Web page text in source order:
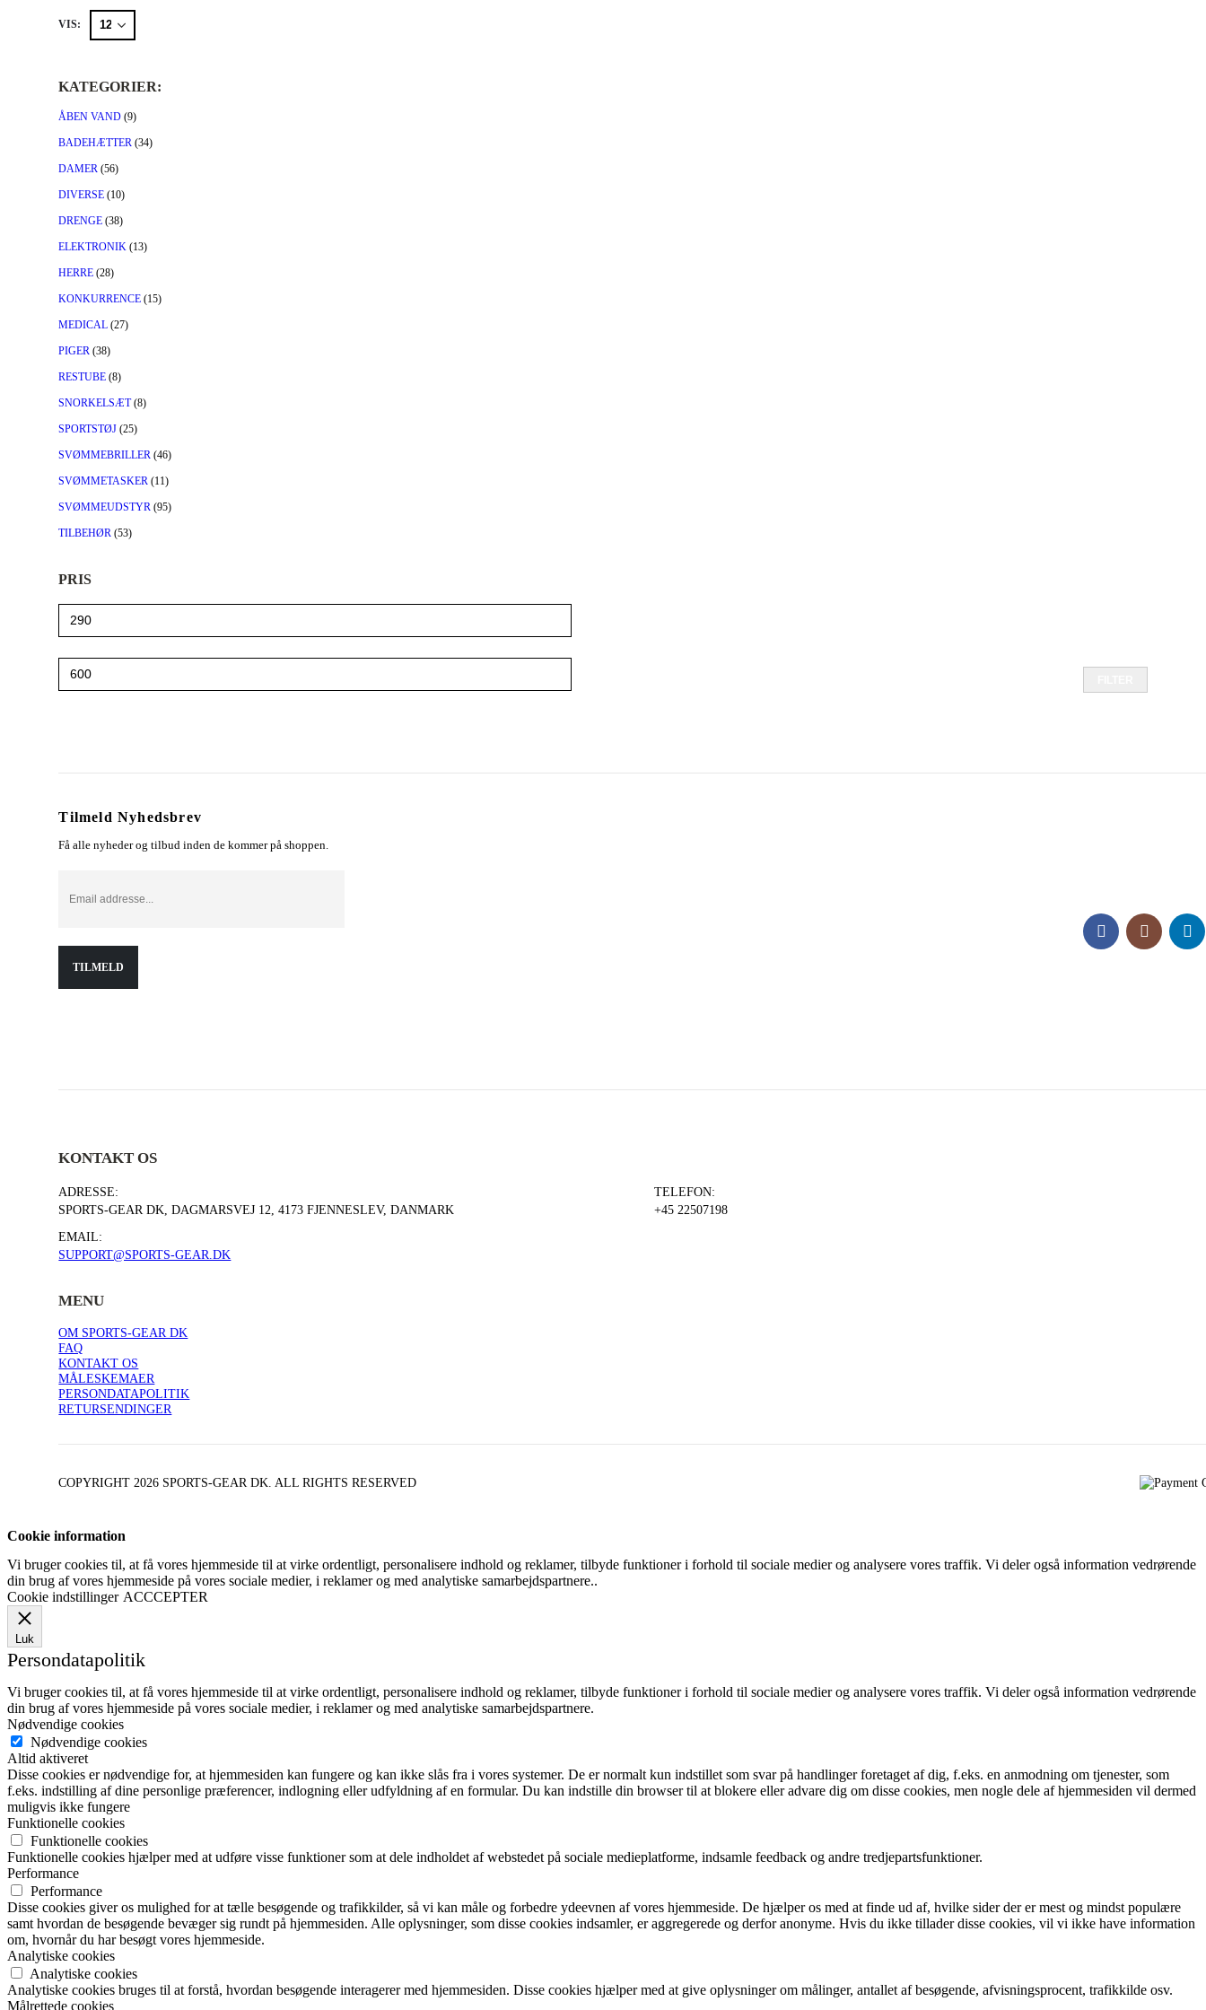
VIS:
KATEGORIER:
ÅBEN VAND (9)
BADEHÆTTER (34)
DAMER (56)
DIVERSE (10)
DRENGE (38)
ELEKTRONIK (13)
HERRE (28)
KONKURRENCE (15)
MEDICAL (27)
PIGER (38)
RESTUBE (8)
SNORKELSÆT (8)
SPORTSTØJ (25)
SVØMMEBRILLER (46)
SVØMMETASKER (11)
SVØMMEUDSTYR (95)
TILBEHØR (53)
PRIS
pris
pris
Tilmeld Nyhedsbrev
Få alle nyheder og tilbud inden de kommer på shoppen.
KONTAKT OS
ADRESSE:
SPORTS-GEAR DK, DAGMARSVEJ 12, 4173 FJENNESLEV, DANMARK
TELEFON:
+45 22507198
EMAIL:
SUPPORT@SPORTS-GEAR.DK
MENU
OM SPORTS-GEAR DK
FAQ
KONTAKT OS
MÅLESKEMAER
PERSONDATAPOLITIK
RETURSENDINGER
COPYRIGHT 2026 SPORTS-GEAR DK. ALL RIGHTS RESERVED
Cookie information
Vi bruger cookies til, at få vores hjemmeside til at virke ordentligt, personalisere indhold og reklamer, tilbyde funktioner i forhold til sociale medier og analysere vores traffik. Vi deler også information vedrørende
din brug af vores hjemmeside på vores sociale medier, i reklamer og med analytiske samarbejdspartnere..
Cookie indstillinger ACCCEPTER
Luk
Persondatapolitik
Vi bruger cookies til, at få vores hjemmeside til at virke ordentligt, personalisere indhold og reklamer, tilbyde funktioner i forhold til sociale medier og analysere vores traffik. Vi deler også information vedrørende
din brug af vores hjemmeside på vores sociale medier, i reklamer og med analytiske samarbejdspartnere.
Nødvendige cookies
Nødvendige cookies
Altid aktiveret
Disse cookies er nødvendige for, at hjemmesiden kan fungere og kan ikke slås fra i vores systemer. De er normalt kun indstillet som svar på handlinger foretaget af dig, f.eks. en anmodning om tjenester, som
f.eks. indstilling af dine personlige præferencer, indlogning eller udfyldning af en formular. Du kan indstille din browser til at blokere eller advare dig om disse cookies, men nogle dele af hjemmesiden vil dermed
muligvis ikke fungere
Funktionelle cookies
Funktionelle cookies
Funktionelle cookies hjælper med at udføre visse funktioner som at dele indholdet af webstedet på sociale medieplatforme, indsamle feedback og andre tredjepartsfunktioner.
Performance
Performance
Disse cookies giver os mulighed for at tælle besøgende og trafikkilder, så vi kan måle og forbedre ydeevnen af vores hjemmeside. De hjælper os med at finde ud af, hvilke sider der er mest og mindst populære
samt hvordan de besøgende bevæger sig rundt på hjemmesiden. Alle oplysninger, som disse cookies indsamler, er aggregerede og derfor anonyme. Hvis du ikke tillader disse cookies, vil vi ikke have information
om, hvornår du har besøgt vores hjemmeside.
Analytiske cookies
Analytiske cookies
Analytiske cookies bruges til at forstå, hvordan besøgende interagerer med hjemmesiden. Disse cookies hjælper med at give oplysninger om målinger, antallet af besøgende, afvisningsprocent, trafikkilde osv.
Målrettede cookies